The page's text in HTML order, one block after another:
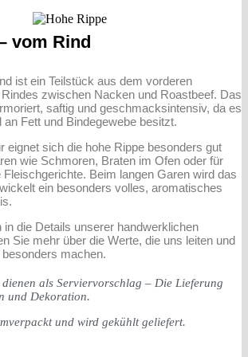
vom Rind
ist ein Teilstück aus dem vorderen
zwischen Nacken und Roastbeef. Das
saftig und geschmacksintensiv, da es
an Fett und Bindegewebe besitzt.
eignet sich die hohe Rippe besonders gut
wie Schmoren, Braten im Ofen oder für
Fleischgerichte. Beim langen Garen wird das
ein besonders volles, aromatisches
in die Details unserer handwerklichen
Sie mehr über die Werte, die uns leiten und
machen.
als Serviervorschlag – Die Lieferung
und Dekoration.
und wird gekühlt geliefert.